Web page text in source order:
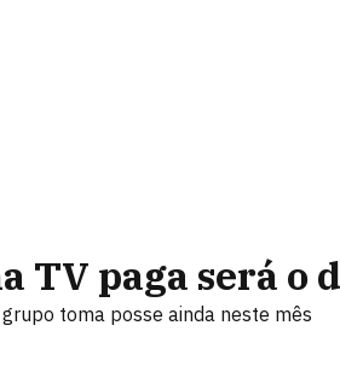
TV paga será o
toma posse ainda neste mês